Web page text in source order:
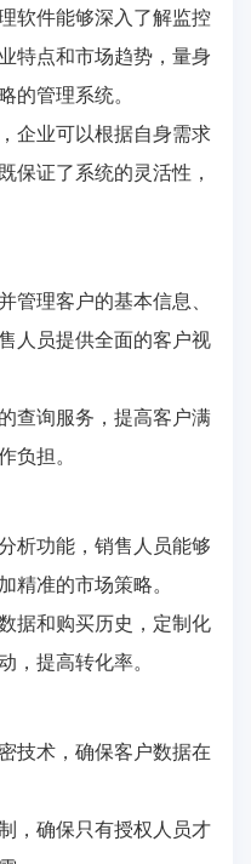
软件能够深入了解监控
特点和市场趋势，量身
的管理系统。
企业可以根据自身需求
保证了系统的灵活性，
管理客户的基本信息、
人员提供全面的客户视
查询服务，提高客户满
负担。
析功能，销售人员能够
精准的市场策略。
据和购买历史，定制化
，提高转化率。
技术，确保客户数据在
，确保只有授权人员才